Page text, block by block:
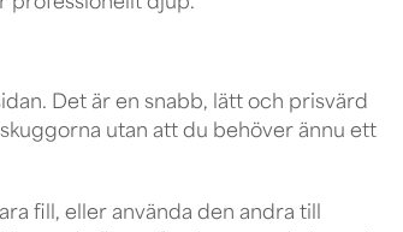
Det är en snabb, lätt och prisvärd
utan att du behöver ännu ett
fill, eller använda den andra till